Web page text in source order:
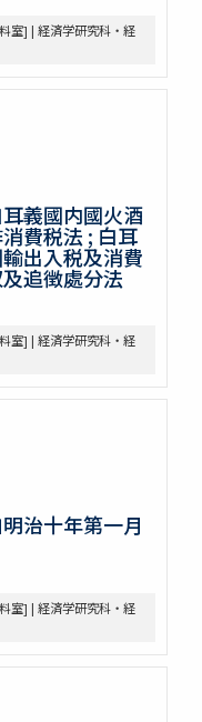
室] | 経済学研究科・経
義國内國火酒
費税法 ; 白耳
出入税及消費
追徴處分法
室] | 経済学研究科・経
治十年第一月
室] | 経済学研究科・経